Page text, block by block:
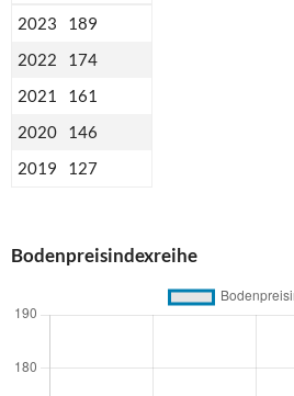
2023
189
2022
174
2021
161
2020
146
2019
127
Bodenpreisindexreihe